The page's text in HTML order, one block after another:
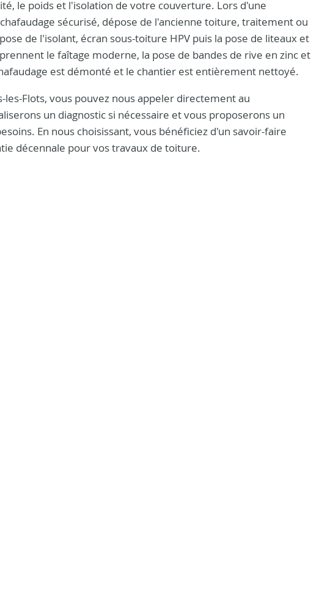
le poids et l'isolation de votre couverture. Lors d'une
sécurisé, dépose de l'ancienne toiture, traitement ou
de l'isolant, écran sous-toiture HPV puis la pose de liteaux et
le faîtage moderne, la pose de bandes de rive en zinc et
est démonté et le chantier est entièrement nettoyé.
Flots, vous pouvez nous appeler directement au
un diagnostic si nécessaire et vous proposerons un
En nous choisissant, vous bénéficiez d'un savoir-faire
décennale pour vos travaux de toiture.